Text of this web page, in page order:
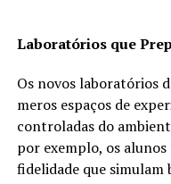
Laboratórios que
Os novos laboratórios
meros espaços de
controladas do
por exemplo, os
fidelidade que